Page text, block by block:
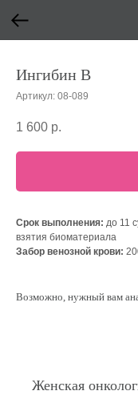
Ингибин B
Артикул: 08-089
1 600 р.
Срок выполнения: до 11
взятия биоматериала
Забор венозной крови:
Возможно, нужный вам
Женская